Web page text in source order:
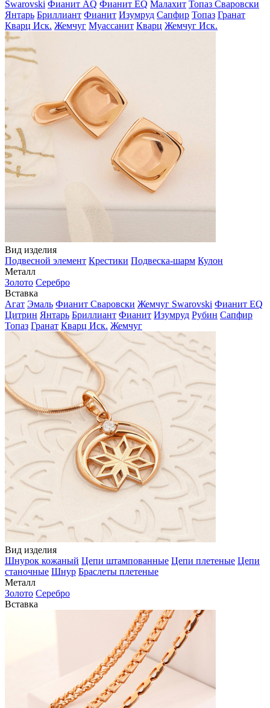
Swarovski Фианит AQ Фианит EQ Малахит Топаз Сваровски
Янтарь Бриллиант Фианит Изумруд Сапфир Топаз Гранат
Кварц Иск. Жемчуг Муассанит Кварц Жемчуг Иск.
Вид изделия
Подвесной элемент Крестики Подвеска-шарм Кулон
Металл
Золото Серебро
Вставка
Агат Эмаль Фианит Сваровски Жемчуг Swarovski Фианит EQ
Цитрин Янтарь Бриллиант Фианит Изумруд Рубин Сапфир
Топаз Гранат Кварц Иск. Жемчуг
Вид изделия
Шнурок кожаный Цепи штампованные Цепи плетеные Цепи
станочные Шнур Браслеты плетеные
Металл
Золото Серебро
Вставка